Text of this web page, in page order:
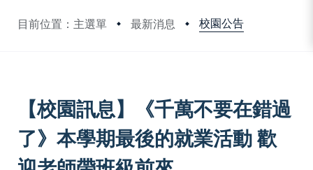
目前位置：主選單 最新消息 校園公告
【校園訊息】《千萬不要在錯過
了》本學期最後的就業活動 歡